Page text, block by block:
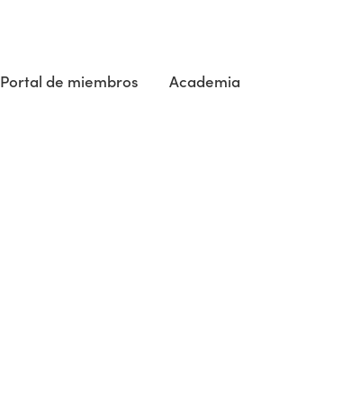
Portal de miembros Academia